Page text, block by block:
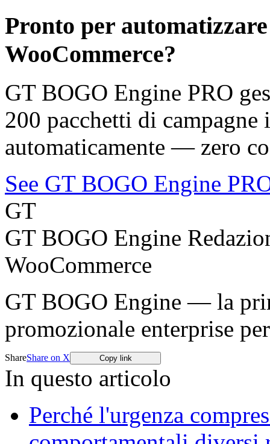
Pronto per
WooCommerce?
GT BOGO Engine PRO
200 pacchetti di
automaticamente — zero
See GT BOGO Engine
GT
GT BOGO Engine
WooCommerce
GT BOGO Engine — la
promozionale enterprise
ShareShare on X Copy link
In questo articolo
Perché l'urgenza